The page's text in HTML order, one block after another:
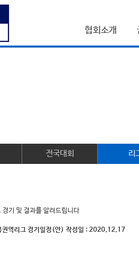
협회소개
전국대회 리
기 및 결과를 알려드립니다
역리그 경기일정(안) 작성일 : 2020.12.17